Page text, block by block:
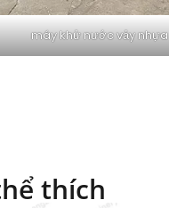
máy khử nước vảy nhựa
thích